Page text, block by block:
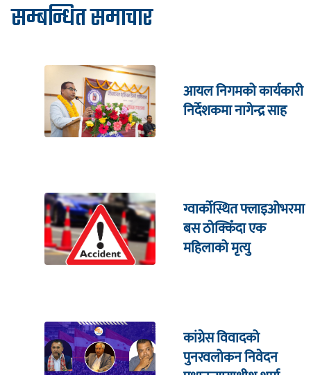
सम्बन्धित समाचार
आयल निगमको कार्यकारी
निर्देशकमा नागेन्द्र साह
ग्वार्कोस्थित फ्लाइओभरमा
बस ठोक्किँदा एक
महिलाको मृत्यु
कांग्रेस विवादको
पुनरवलोकन निवेदन